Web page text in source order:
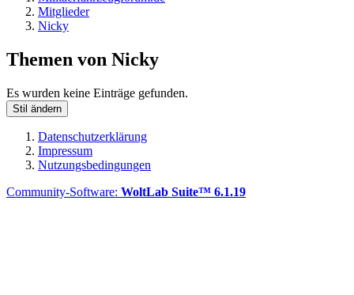
Mitglieder
Nicky
Themen von Nicky
Es wurden keine Einträge gefunden.
Stil ändern
Datenschutzerklärung
Impressum
Nutzungsbedingungen
Community-Software: WoltLab Suite™ 6.1.19